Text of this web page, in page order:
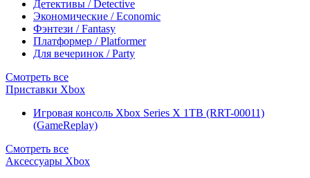
Детективы / Detective
Экономические / Economic
Фэнтези / Fantasy
Платформер / Platformer
Для вечеринок / Party
Смотреть все
Приставки Xbox
Игровая консоль Xbox Series X 1TB (RRT-00011)
(GameReplay)
Смотреть все
Аксессуары Xbox